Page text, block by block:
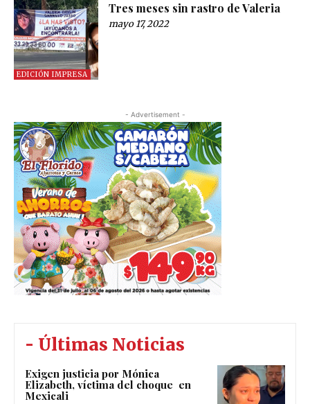
EDICIÓN IMPRESA
Tres meses sin rastro de Valeria
mayo 17, 2022
- Advertisement -
- Últimas Noticias
Exigen justicia por Mónica
Elizabeth, víctima del choque en
Mexicali